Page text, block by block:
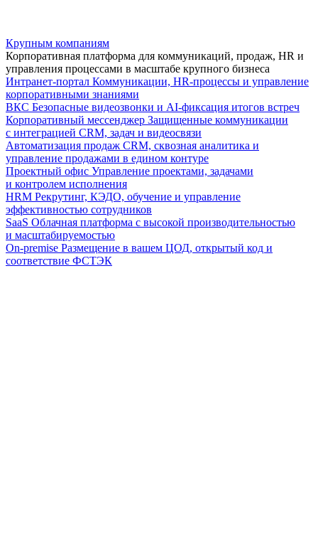
Крупным компаниям
Корпоративная платформа для коммуникаций, продаж, HR и
управления процессами в масштабе крупного бизнеса
Интранет-портал Коммуникации, HR-процессы и управление
корпоративными знаниями
ВКС Безопасные видеозвонки и AI-фиксация итогов встреч
Корпоративный мессенджер Защищенные коммуникации
с интеграцией CRM, задач и видеосвязи
Автоматизация продаж CRM, сквозная аналитика и
управление продажами в едином контуре
Проектный офис Управление проектами, задачами
и контролем исполнения
HRM Рекрутинг, КЭДО, обучение и управление
эффективностью сотрудников
SaaS Облачная платформа с высокой производительностью
и масштабируемостью
On-premise Размещение в вашем ЦОД, открытый код и
соответствие ФСТЭК